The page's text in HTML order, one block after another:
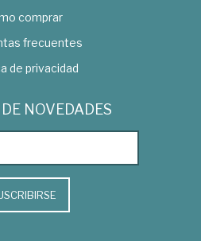
comprar
frecuentes
de privacidad
NOVEDADES